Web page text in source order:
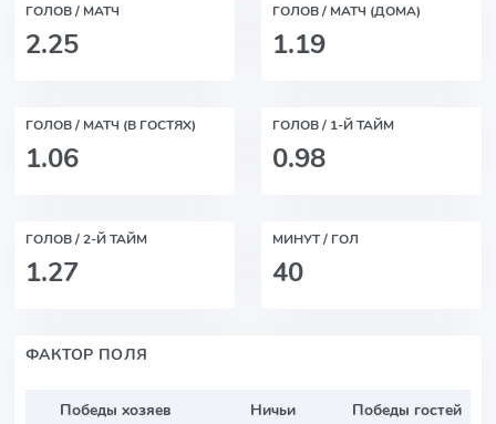
ГОЛОВ / МАТЧ
2.25
ГОЛОВ / МАТЧ (ДОМА)
1.19
ГОЛОВ / МАТЧ (В ГОСТЯХ)
1.06
ГОЛОВ / 1-Й ТАЙМ
0.98
ГОЛОВ / 2-Й ТАЙМ
1.27
МИНУТ / ГОЛ
40
ФАКТОР ПОЛЯ
Победы хозяев Ничьи
Победы гостей